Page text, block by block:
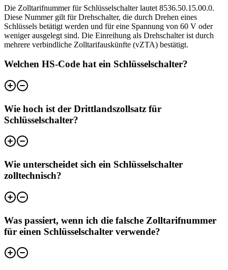
Die Zolltarifnummer für Schlüsselschalter lautet 8536.50.15.00.0.
Diese Nummer gilt für Drehschalter, die durch Drehen eines
Schlüssels betätigt werden und für eine Spannung von 60 V oder
weniger ausgelegt sind. Die Einreihung als Drehschalter ist durch
mehrere verbindliche Zolltarifauskünfte (vZTA) bestätigt.
Welchen HS-Code hat ein Schlüsselschalter?
Wie hoch ist der Drittlandszollsatz für
Schlüsselschalter?
Wie unterscheidet sich ein Schlüsselschalter
zolltechnisch?
Was passiert, wenn ich die falsche Zolltarifnummer
für einen Schlüsselschalter verwende?